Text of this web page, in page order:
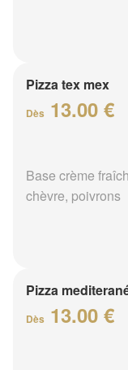
Pizza tex mex
Dès 13.00 €
Base crème
chèvre, poivrons
Pizza
Dès 13.00 €